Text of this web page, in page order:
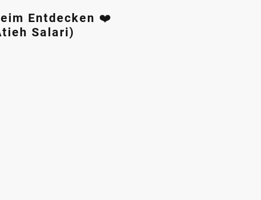
Entdecken ❤️️
Salari)